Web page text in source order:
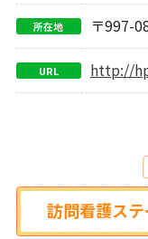
所在地 〒997-
URL http://
訪問看護ス